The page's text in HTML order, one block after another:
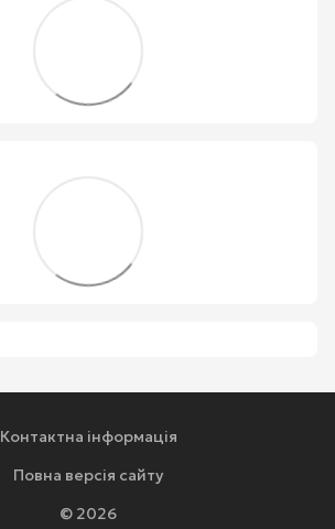
Контактна інформація
Повна версія сайту
© 2026